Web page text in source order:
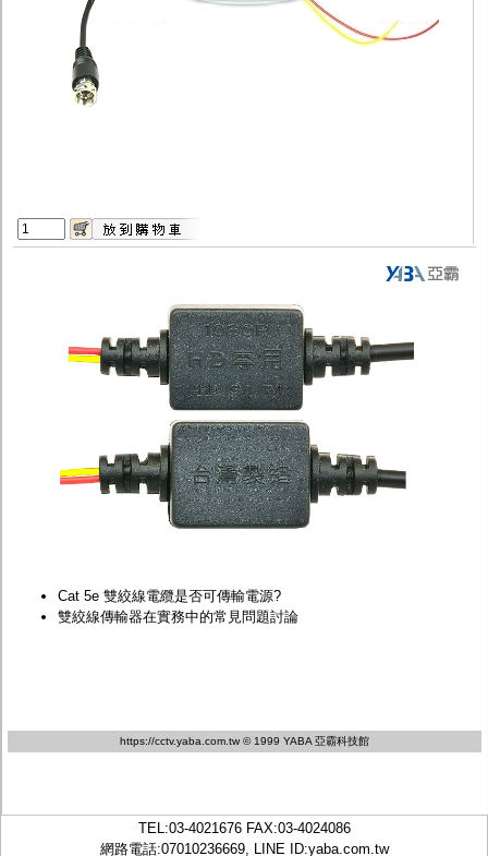
網路線用水晶頭
懶人線.同軸線.花線
線頭.插座.延長線.HDMI線
集線盒.防水盒.配線盒
客訂商品
Cat 5e 雙絞線電纜是否可傳輸電源?
雙絞線傳輸器在實務中的常見問題討論
https://cctv.yaba.com.tw © 1999 YABA 亞霸科技館
TEL:03-4021676FAX:03-4024086
網路電話:07010236669, LINE ID:yaba.com.tw